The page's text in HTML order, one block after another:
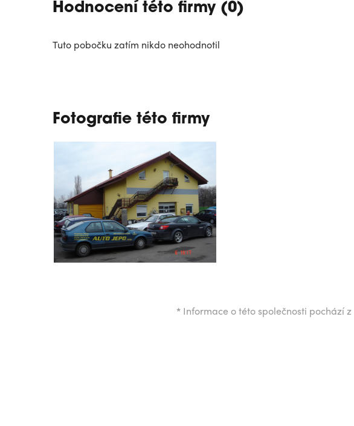
Hodnocení této firmy (0)
Tuto pobočku zatím nikdo neohodnotil
Fotografie této firmy
* Informace o této společnosti pochází